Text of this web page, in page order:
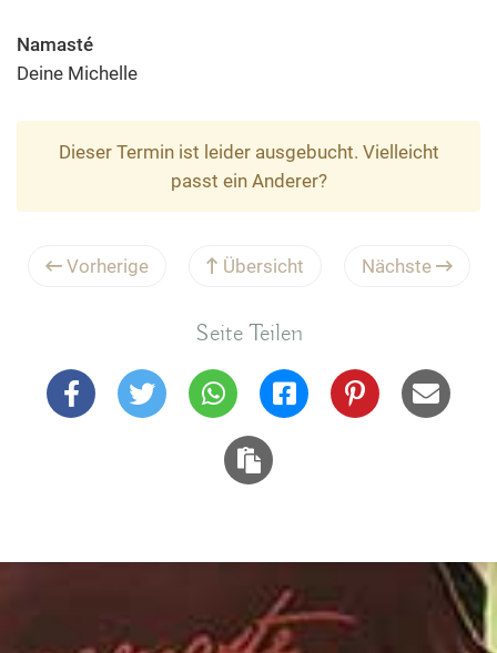
Namasté
Deine Michelle
Dieser Termin ist leider ausgebucht. Vielleicht
passt ein Anderer?
Vorherige Übersicht Nächste
Seite Teilen